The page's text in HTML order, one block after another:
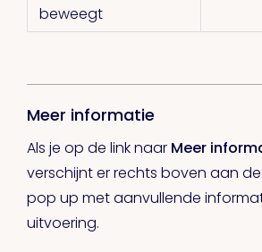
beweegt
Meer informatie
Als je op de link naar Meer
verschijnt er rechts boven aan
pop up met aanvullende
uitvoering.